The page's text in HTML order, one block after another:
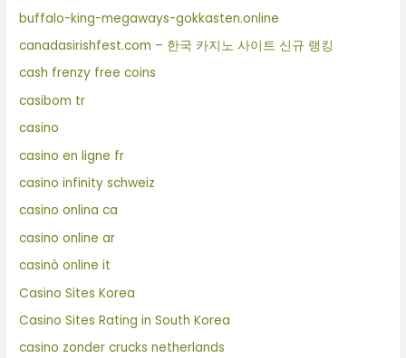
buffalo-king-megaways-gokkasten.online
canadasirishfest.com – 한국 카지노 사이트 신규 랭킹
cash frenzy free coins
casibom tr
casino
casino en ligne fr
casino infinity schweiz
casino onlina ca
casino online ar
casinò online it
Casino Sites Korea
Casino Sites Rating in South Korea
casino zonder crucks netherlands